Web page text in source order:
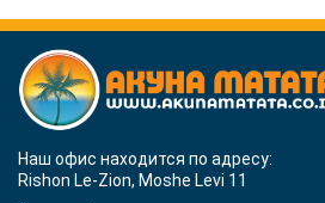
Наш офис находится по адресу:
Rishon Le-Zion, Moshe Levi 11